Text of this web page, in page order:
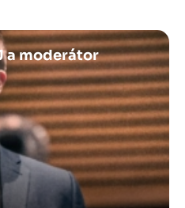
a moderátor